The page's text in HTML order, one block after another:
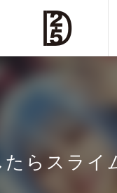
らスライ